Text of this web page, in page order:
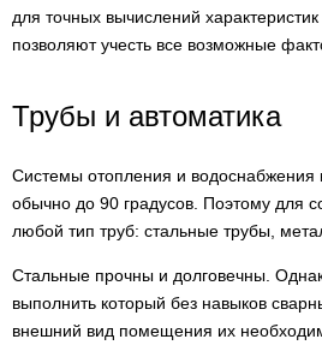
для точных вычислений
позволяют учесть все возможные
Трубы и автоматика
Системы отопления и водоснабжения
обычно до 90 градусов. Поэтому для
любой тип труб: стальные трубы,
Стальные прочны и долговечны.
выполнить который без навыков
внешний вид помещения их